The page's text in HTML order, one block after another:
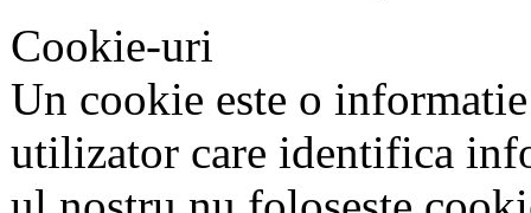
Cookie-uri
Un cookie este o
utilizator care identifica